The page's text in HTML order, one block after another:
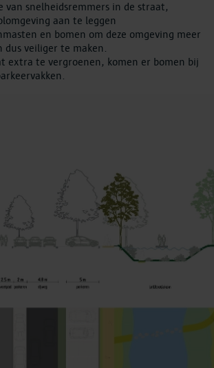
van snelheidsremmers in de straat,
aan te leggen
en bomen om deze omgeving meer
dus veiliger te maken.
extra te vergroenen, komen er bomen bij